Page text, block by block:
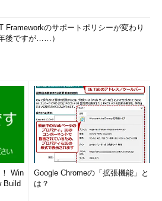
Frameworkのサポートポリシーが変わり
後ですが……）
Win
Build
Google Chromeの「拡張機能」と
は？